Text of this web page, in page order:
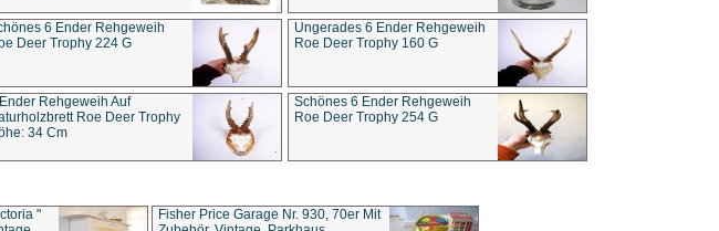
6 Ender Rehgeweih
Deer Trophy 224 G
Ungerades 6 Ender Rehgeweih
Roe Deer Trophy 160 G
Rehgeweih Auf
Roe Deer Trophy
34 Cm
Schönes 6 Ender Rehgeweih
Roe Deer Trophy 254 G
"
Fisher Price Garage Nr. 930, 70er Mit